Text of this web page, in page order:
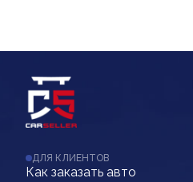
ДЛЯ КЛИЕНТОВ
Как заказать авто